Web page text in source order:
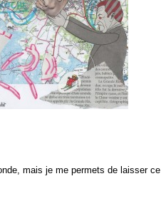
mais je me permets de laisser ce